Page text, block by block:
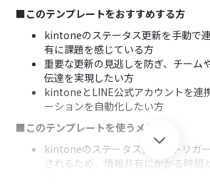
■このテンプレートをおすすめする方
kintoneのステータス更新を手動で
有に課題を感じている方
重要な更新の見逃しを防ぎ、チーム
伝達を実現したい方
kintoneとLINE公式アカウントを連
ーションを自動化したい方
■このテンプレートを使うメリット
kintoneのステータス更新をトリガ
されるため、情報共有にかかる時間